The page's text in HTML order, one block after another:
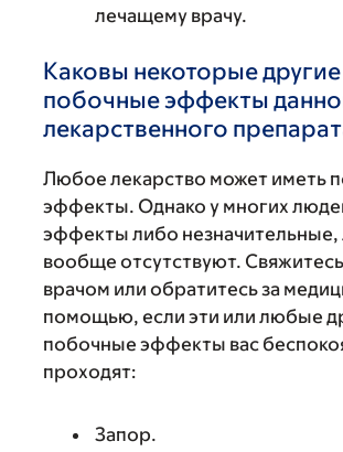
лечащему врачу.
Каковы некоторые другие
побочные эффекты
лекарственного
Любое лекарство может иметь
эффекты. Однако у многих
эффекты либо незначительные,
вообще отсутствуют.
врачом или обратитесь за
помощью, если эти или любые
побочные эффекты вас
проходят:
Запор.